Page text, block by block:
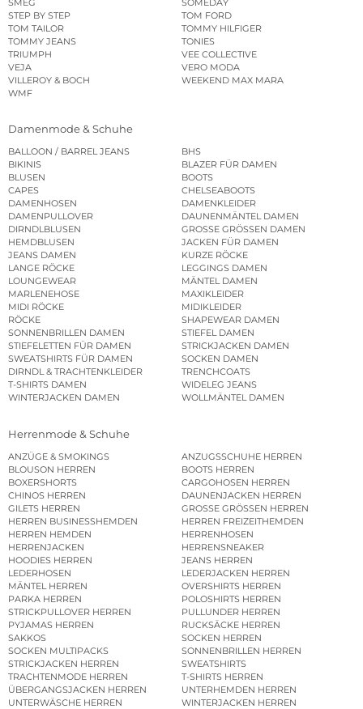
STEP BY STEP
TOM FORD
TOM TAILOR
TOMMY HILFIGER
TOMMY JEANS
TONIES
TRIUMPH
VEE COLLECTIVE
VEJA
VERO MODA
VILLEROY & BOCH
WEEKEND MAX MARA
WMF
Damenmode & Schuhe
BALLOON / BARREL JEANS
BHS
BIKINIS
BLAZER FÜR DAMEN
BLUSEN
BOOTS
CAPES
CHELSEABOOTS
DAMENHOSEN
DAMENKLEIDER
DAMENPULLOVER
DAUNENMÄNTEL DAMEN
DIRNDLBLUSEN
GROSSE GRÖSSEN DAMEN
HEMDBLUSEN
JACKEN FÜR DAMEN
JEANS DAMEN
KURZE RÖCKE
LANGE RÖCKE
LEGGINGS DAMEN
LOUNGEWEAR
MÄNTEL DAMEN
MARLENEHOSE
MAXIKLEIDER
MIDI RÖCKE
MIDIKLEIDER
RÖCKE
SHAPEWEAR DAMEN
SONNENBRILLEN DAMEN
STIEFEL DAMEN
STIEFELETTEN FÜR DAMEN
STRICKJACKEN DAMEN
SWEATSHIRTS FÜR DAMEN
SOCKEN DAMEN
DIRNDL & TRACHTENKLEIDER
TRENCHCOATS
T-SHIRTS DAMEN
WIDELEG JEANS
WINTERJACKEN DAMEN
WOLLMÄNTEL DAMEN
Herrenmode & Schuhe
ANZÜGE & SMOKINGS
ANZUGSSCHUHE HERREN
BLOUSON HERREN
BOOTS HERREN
BOXERSHORTS
CARGOHOSEN HERREN
CHINOS HERREN
DAUNENJACKEN HERREN
GILETS HERREN
GROSSE GRÖSSEN HERREN
HERREN BUSINESSHEMDEN
HERREN FREIZEITHEMDEN
HERREN HEMDEN
HERRENHOSEN
HERRENJACKEN
HERRENSNEAKER
HOODIES HERREN
JEANS HERREN
LEDERHOSEN
LEDERJACKEN HERREN
MÄNTEL HERREN
OVERSHIRTS HERREN
PARKA HERREN
POLOSHIRTS HERREN
STRICKPULLOVER HERREN
PULLUNDER HERREN
PYJAMAS HERREN
RUCKSÄCKE HERREN
SAKKOS
SOCKEN HERREN
SOCKEN MULTIPACKS
SONNENBRILLEN HERREN
STRICKJACKEN HERREN
SWEATSHIRTS
TRACHTENMODE HERREN
T-SHIRTS HERREN
ÜBERGANGSJACKEN HERREN
UNTERHEMDEN HERREN
UNTERWÄSCHE HERREN
WINTERJACKEN HERREN